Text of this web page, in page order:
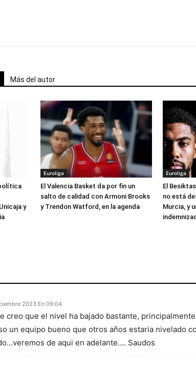
Más del autor
y
Euroliga
El Valencia Basket da por fin un
salto de calidad con Armoni Brooks
y Trendon Watford, en la agenda
Euroliga
El
no está
Murcia, y
2023 En 09:04
creo que el nivel ha bajado bastante,
un equipo bueno que otros años estaria nivelado
de aqui en adelante…. Saudos